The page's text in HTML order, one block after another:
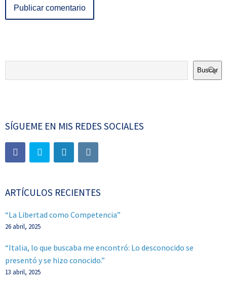
Buscar
SÍGUEME EN MIS REDES SOCIALES
ARTÍCULOS RECIENTES
“La Libertad como Competencia”
26 abril, 2025
“Italia, lo que buscaba me encontró: Lo desconocido se
presentó y se hizo conocido.”
13 abril, 2025